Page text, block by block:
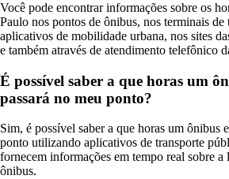
Você pode encontrar informações sobre os
Paulo nos pontos de ônibus, nos terminais
aplicativos de mobilidade urbana, nos sites
e também através de atendimento telefônico
É possível saber a que horas um
passará no meu ponto?
Sim, é possível saber a que horas um ônibus
ponto utilizando aplicativos de transporte
fornecem informações em tempo real sobre a
ônibus.